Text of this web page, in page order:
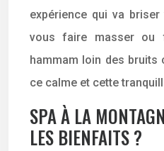
expérience qui va
vous faire masser ou
hammam loin des bruits
ce calme et cette
SPA À LA
LES BIENFAITS ?